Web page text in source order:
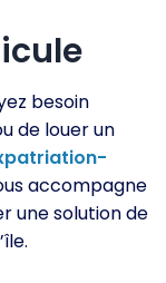
besoin
de louer un
accompagne
une solution de